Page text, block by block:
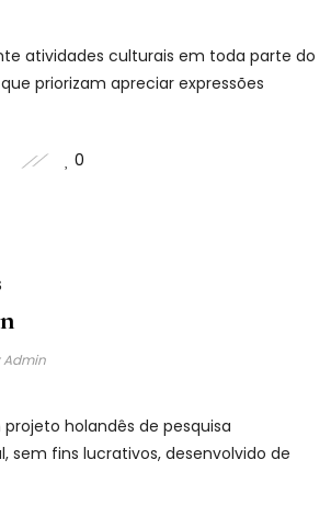
atividades culturais em toda parte do
priorizam apreciar expressões
0
Admin
holandês de pesquisa
sem fins lucrativos, desenvolvido de